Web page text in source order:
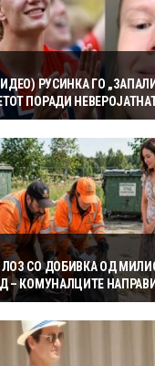
РУСИНКА ГО
ПОРАДИ
СО ХАЛАНД: „ДАЛИ Е ОВА
ИЗГУБЕНА СЕСТРА!“
СО ДОБИВКА ОД
– КОМУНАЛЦИТЕ
ПРОНАЈДАТ